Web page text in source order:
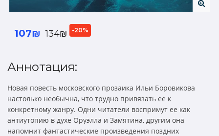
107₪ 134₪ -20%
Аннотация:
Новая повесть московского прозаика Ильи Боровикова
настолько необычна, что трудно привязать ее к
конкретному жанру. Одни читатели воспримут ее как
антиутопию в духе Оруэлла и Замятина, другим она
напомнит фантастические произведения поздних